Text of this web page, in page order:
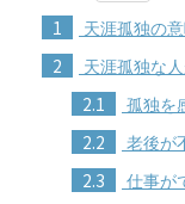
1 天涯孤独の
2 天涯孤独な
2.1 孤独を
2.2 老後が
2.3 仕事が